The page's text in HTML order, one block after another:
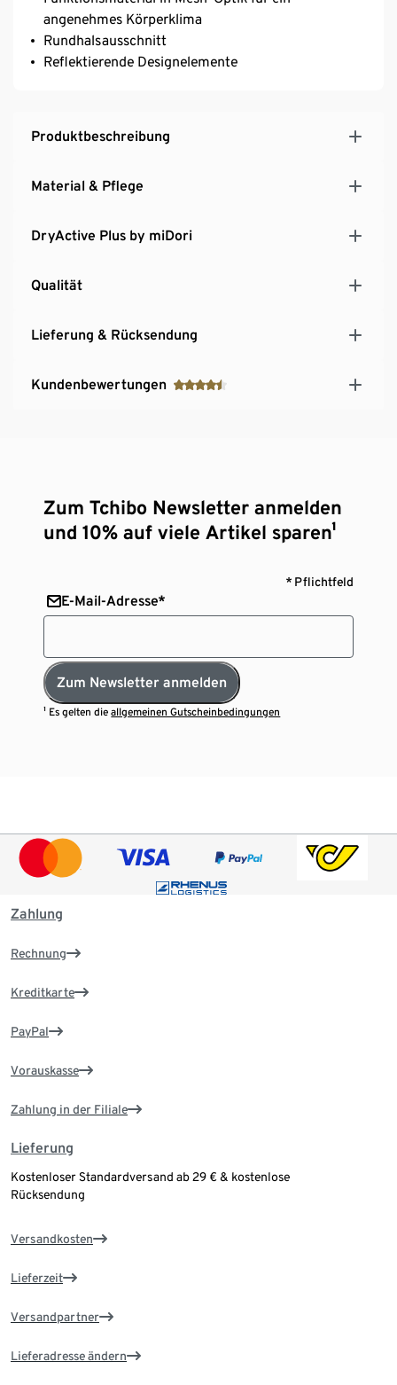
angenehmes Körperklima
Rundhalsausschnitt
Reflektierende Designelemente
Produktbeschreibung
Material & Pflege
DryActive Plus by miDori
Qualität
Lieferung & Rücksendung
Kundenbewertungen
Zum Tchibo Newsletter anmelden
und 10% auf viele Artikel sparen¹
* Pflichtfeld
E-Mail-Adresse*
Zum Newsletter anmelden
¹ Es gelten dieallgemeinen Gutscheinbedingungen
Zahlung
Rechnung
Kreditkarte
PayPal
Vorauskasse
Zahlung in der Filiale
Lieferung
Kostenloser Standardversand ab 29 € & kostenlose
Rücksendung
Versandkosten
Lieferzeit
Versandpartner
Lieferadresse ändern